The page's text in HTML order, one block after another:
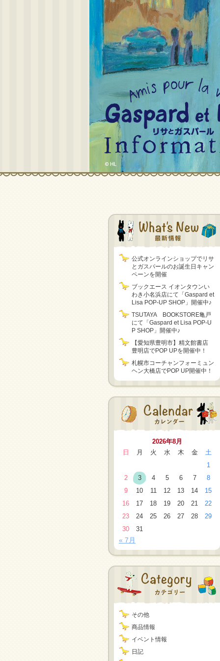
公式オンラインショップでリサ
とガスパールのお誕生日キャン
ペーンを開催
ブックエース イオンタウンい
わき小名浜店にて「Gaspard et
Lisa POP-UP SHOP」開催中♪
TSUTAYA BOOKSTORE亀戸
にて「Gaspard et Lisa POP-U
P SHOP」開催中♪
【愛知県豊明市】精文館書店
豊明店でPOP UPを開催中！
札幌市コーチャンフォーミュン
ヘン大橋店でPOP UP開催中！
2026年8月
日
月 火 水 木 金
土
1
2
3 4 5 6 7
8
9
10 11 12 13 14
15
16
17 18 19 20 21
22
23
24 25 26 27 28
29
30
31
« 7月
その他
商品情報
イベント情報
日記